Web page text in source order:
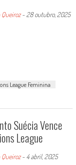
Queiroz- 28 outubro, 2025
League Feminina
Suécia Vence
League
Queiroz- 4 abril, 2025